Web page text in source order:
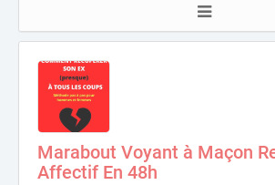
Marabout Voyant à Maçon
Affectif En 48h